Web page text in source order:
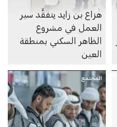
هزاع بن زايد يتفقَّد سير
العمل في مشروع
الظاهر السكني بمنطقة
العين
المجتمع